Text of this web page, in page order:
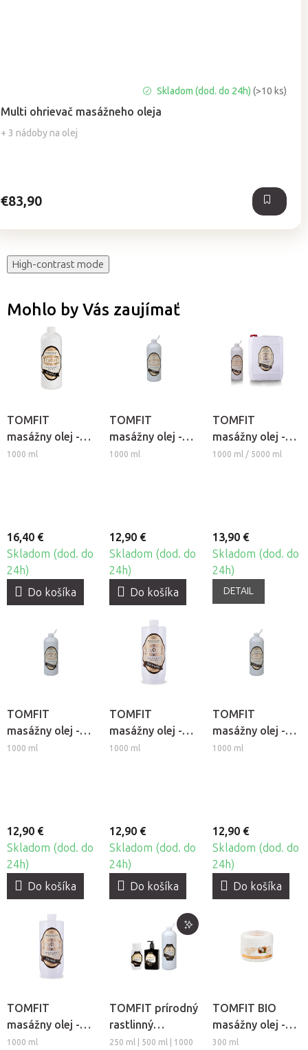
Multi ohrievač masážneho oleja
+ 3 nádoby na olej
hodnotenie
produktu
je
Skladom (dod. do 24h)(>10 ks)
€83,90
High-contrast mode
Mohlo by Vás zaujímať
TOMFIT
masážny olej -
škoricový
1000 ml
16,40 €
Skladom (dod. do
24h)
Do košíka
TOMFIT
masážny olej -
ružový
1000 ml
12,90 €
Skladom (dod. do
24h)
Do košíka
TOMFIT
masážny olej -
levanduľový
1000 ml / 5000 ml
13,90 €
Skladom (dod. do
24h)
DETAIL
TOMFIT
masážny olej -
čokoládový
1000 ml
12,90 €
Skladom (dod. do
24h)
Do košíka
TOMFIT
masážny olej -
Rozmarín
1000 ml
12,90 €
Skladom (dod. do
24h)
Do košíka
TOMFIT
masážny olej -
Zelený čaj
1000 ml
12,90 €
Skladom (dod. do
24h)
Do košíka
TOMFIT
masážny olej -
Jazmín
1000 ml
TOMFIT prírodný
rastlinný
masážny olej -
250 ml | 500 ml | 1000
TOMFIT BIO
masážny olej -
kokosový
300 ml